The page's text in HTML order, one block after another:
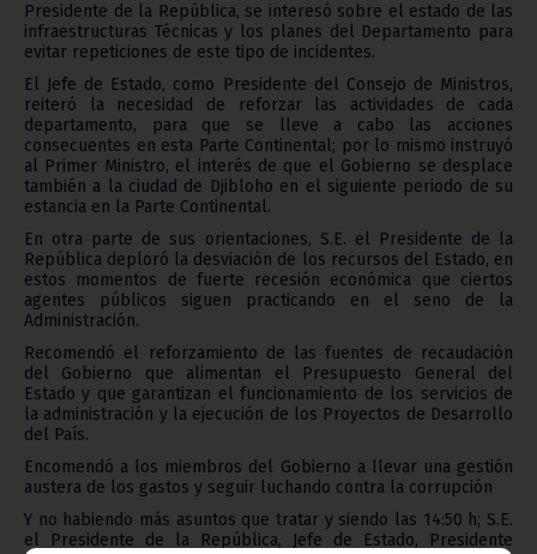
Presidente de la República, se interesó sobre el estado de las
infraestructuras Técnicas y los planes del Departamento para
evitar repeticiones de este tipo de incidentes.
El Jefe de Estado, como Presidente del Consejo de Ministros,
reiteró la necesidad de reforzar las actividades de cada
departamento, para que se lleve a cabo las acciones
consecuentes en esta Parte Continental; por lo mismo instruyó
al Primer Ministro, el interés de que el Gobierno se desplace
también a la ciudad de Djibloho en el siguiente periodo de su
estancia en la Parte Continental.
En otra parte de sus orientaciones, S.E. el Presidente de la
República deploró la desviación de los recursos del Estado, en
estos momentos de fuerte recesión económica que ciertos
agentes públicos siguen practicando en el seno de la
Administración.
Recomendó el reforzamiento de las fuentes de recaudación
del Gobierno que alimentan el Presupuesto General del
Estado y que garantizan el funcionamiento de los servicios de
la administración y la ejecución de los Proyectos de Desarrollo
del País.
Encomendó a los miembros del Gobierno a llevar una gestión
austera de los gastos y seguir luchando contra la corrupción
Y no habiendo más asuntos que tratar y siendo las 14:50 h; S.E.
el Presidente de la República, Jefe de Estado, Presidente